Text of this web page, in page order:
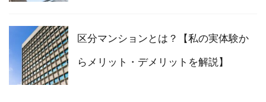
区分マンションとは？【私の実体験か
らメリット・デメリットを解説】